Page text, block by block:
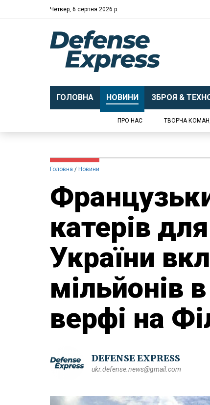
Четвер, 6 серпня 2026 р.
ГОЛОВНА НОВИНИ ЗБРОЯ &
ПРО НАС ТВОРЧА
Головна Новини
катерів
України
мільйонів
верфі на
DEFENSE EXPRESS
ukr.defense.news@gmail.com